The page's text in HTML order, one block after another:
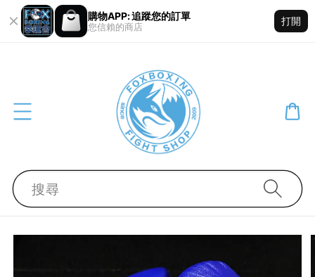
購物APP: 追蹤您的訂單
您信賴的商店
打開
搜尋